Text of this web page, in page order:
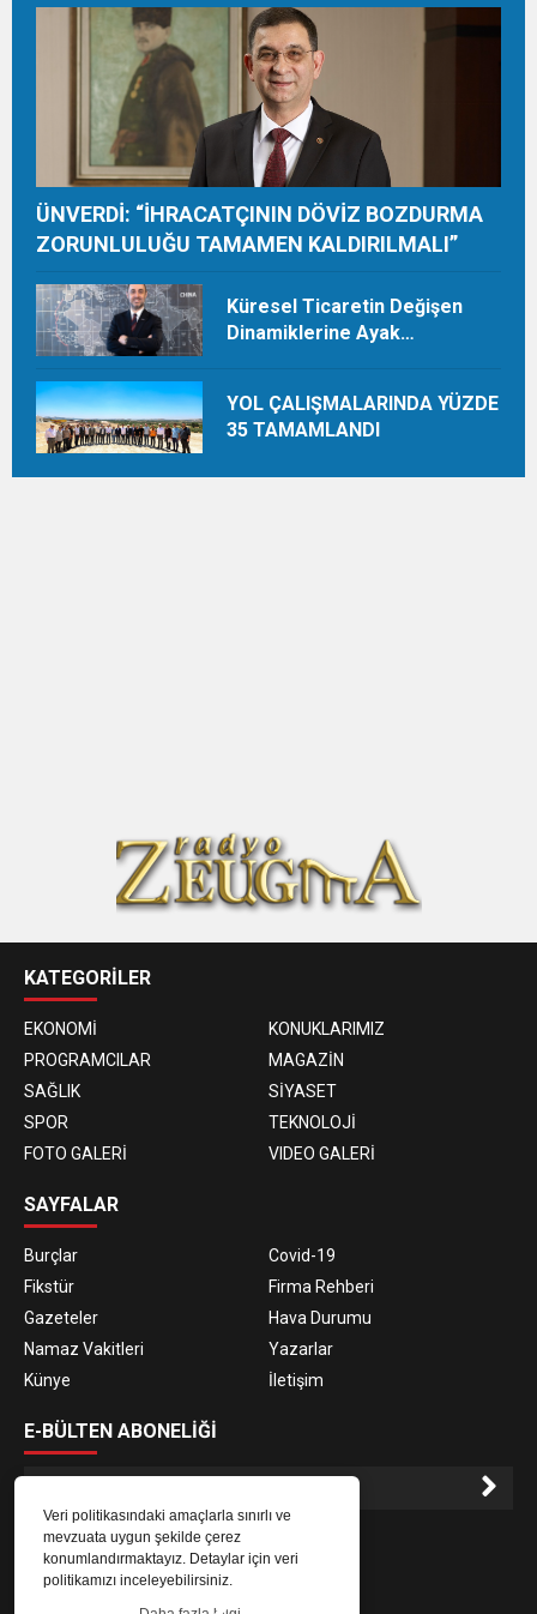
Veri politikasındaki amaçlarla sınırlı ve
mevzuata uygun şekilde çerez
konumlandırmaktayız. Detaylar için veri
politikamızı inceleyebilirsiniz.
TON HASAT YAPIYOR
ÜNVERDİ: “İHRACATÇININ DÖVİZ BOZDURMA
ZORUNLULUĞU TAMAMEN KALDIRILMALI”
Küresel Ticaretin Değişen
Dinamiklerine Ayak
YOL ÇALIŞMALARINDA YÜZDE
35 TAMAMLANDI
KATEGORİLER
EKONOMİ
KONUKLARIMIZ
PROGRAMCILAR
MAGAZİN
SAĞLIK
SİYASET
SPOR
TEKNOLOJİ
FOTO GALERİ
VIDEO GALERİ
SAYFALAR
Burçlar
Covid-19
Fikstür
Firma Rehberi
Gazeteler
Hava Durumu
Namaz Vakitleri
Yazarlar
Künye
İletişim
E-BÜLTEN ABONELİĞİ
E-Bülten aboneliği ile haberlere daha hızlı erişin.